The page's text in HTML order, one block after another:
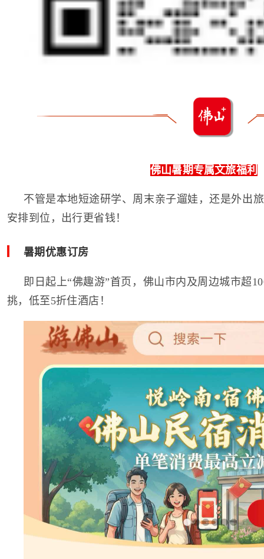
佛山暑期专属文旅福利
不管是本地短途研学、周末亲子遛娃，还是外出
安排到位，出行更省钱！
暑期优惠订房
即日起上“佛趣游”首页，佛山市内及周边城市超
挑，低至5折住酒店！